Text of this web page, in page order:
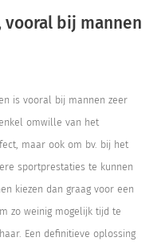
bij mannen
is vooral bij mannen zeer
omwille van het
maar ook om bv. bij het
sportprestaties te kunnen
kiezen dan graag voor een
zo weinig mogelijk tijd te
Een definitieve oplossing